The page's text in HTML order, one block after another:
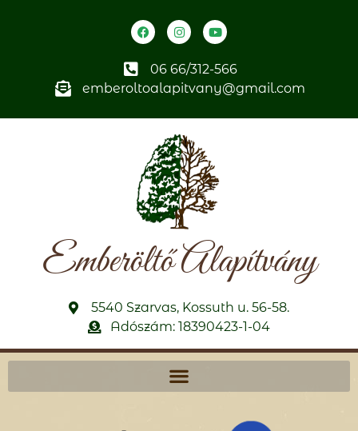
06 66/312-566
emberoltoalapitvany@gmail.com
Emberöltő Alapítvány
5540 Szarvas, Kossuth u. 56-58.
Adószám: 18390423-1-04